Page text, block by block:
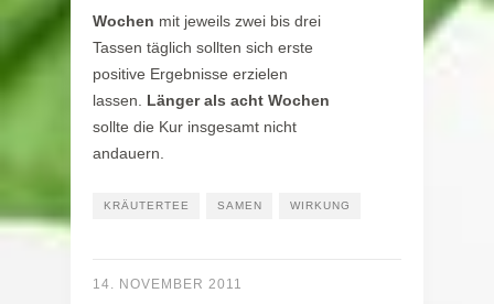
Wochen mit jeweils zwei bis drei
Tassen täglich sollten sich erste
positive Ergebnisse erzielen
lassen. Länger als acht Wochen
sollte die Kur insgesamt nicht
andauern.
KRÄUTERTEE SAMEN WIRKUNG
14. NOVEMBER 2011